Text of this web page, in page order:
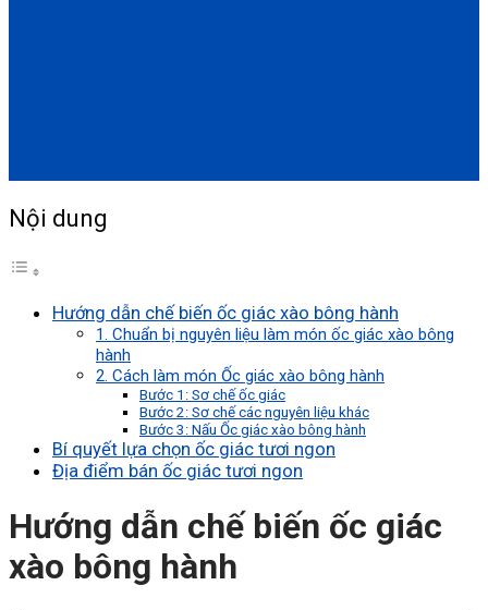
Nội dung
Hướng dẫn chế biến ốc giác xào bông hành
1. Chuẩn bị nguyên liệu làm món ốc giác xào bông
hành
2. Cách làm món Ốc giác xào bông hành
Bước 1: Sơ chế ốc giác
Bước 2: Sơ chế các nguyên liệu khác
Bước 3: Nấu Ốc giác xào bông hành
Bí quyết lựa chọn ốc giác tươi ngon
Địa điểm bán ốc giác tươi ngon
Hướng dẫn chế biến ốc giác
xào bông hành